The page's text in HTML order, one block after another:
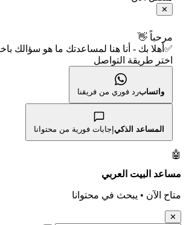
📋 جميع الأسهم
🕌 الأسهم الحلال
👨‍🏫 العلماء والهيئات الشرعية
🧮 حاسبة متوسط سعر السهم
📅 التقويم الاقتصادي
🕐 أوقات عمل السوق
الإبلاغ عن شركة نصابة
شروط الاستخدام
سياسة الخصوصية
✕
مرحباً 👋
✅أهلا بك - أنا هنا لمساعدتك ما هو سؤالك
اختر طريقة التواصل
واتسابرد فوري من فريقنا
المساعد الذكي إجابات فورية من محتوانا
🤖
مساعد البيت العربي
متاح الآن • يبحث في محتوانا
✕